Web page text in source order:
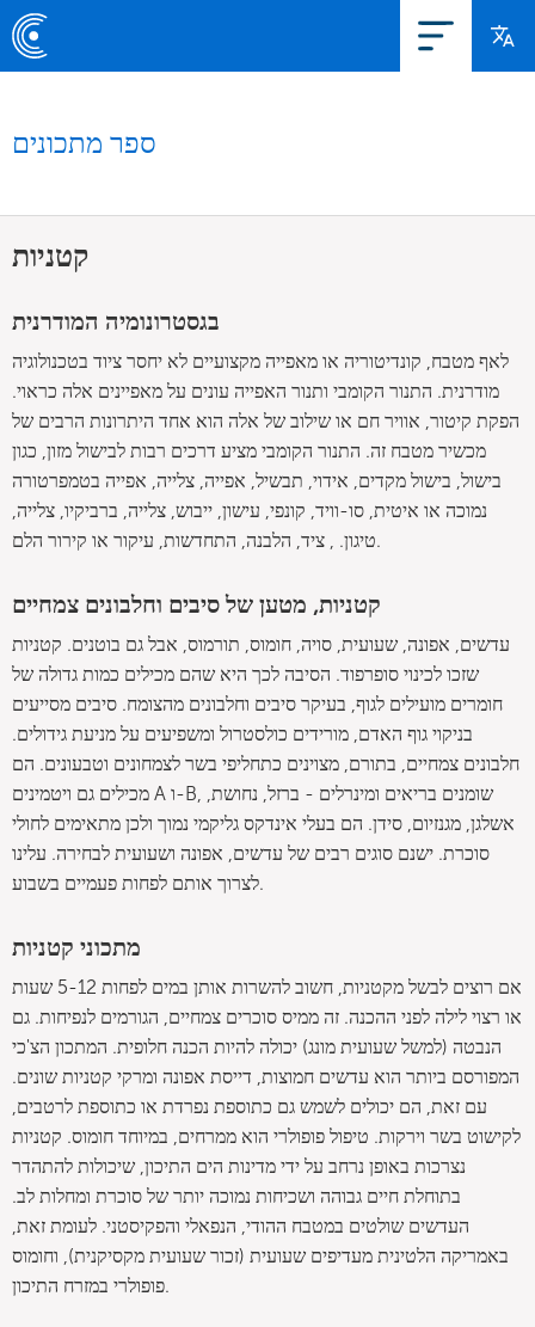
ספר מתכונים
קטניות
בגסטרונומיה המודרנית
לאף מטבח, קונדיטוריה או מאפייה מקצועיים לא יחסר ציוד בטכנולוגיה
מודרנית. התנור הקומבי ותנור האפייה עונים על מאפיינים אלה כראוי.
הפקת קיטור, אוויר חם או שילוב של אלה הוא אחד היתרונות הרבים של
מכשיר מטבח זה. התנור הקומבי מציע דרכים רבות לבישול מזון, כגון
בישול, בישול מקדים, אידוי, תבשיל, אפייה, צלייה, אפייה בטמפרטורה
נמוכה או איטית, סו-וויד, קונפי, עישון, ייבוש, צלייה, ברביקיו, צלייה,
טיגון. , ציד, הלבנה, התחדשות, עיקור או קירור הלם.
קטניות, מטען של סיבים וחלבונים צמחיים
עדשים, אפונה, שעועית, סויה, חומוס, תורמוס, אבל גם בוטנים. קטניות
שזכו לכינוי סופרפוד. הסיבה לכך היא שהם מכילים כמות גדולה של
חומרים מועילים לגוף, בעיקר סיבים וחלבונים מהצומח. סיבים מסייעים
בניקוי גוף האדם, מורידים כולסטרול ומשפיעים על מניעת גידולים.
חלבונים צמחיים, בתורם, מצוינים כתחליפי בשר לצמחונים וטבעונים. הם
מכילים גם ויטמינים A ו-B, שומנים בריאים ומינרלים - ברזל, נחושת,
אשלגן, מגנזיום, סידן. הם בעלי אינדקס גליקמי נמוך ולכן מתאימים לחולי
סוכרת. ישנם סוגים רבים של עדשים, אפונה ושעועית לבחירה. עלינו
לצרוך אותם לפחות פעמיים בשבוע.
מתכוני קטניות
אם רוצים לבשל מקטניות, חשוב להשרות אותן במים לפחות 5-12 שעות
או רצוי לילה לפני ההכנה. זה ממיס סוכרים צמחיים, הגורמים לנפיחות. גם
הנבטה (למשל שעועית מונג) יכולה להיות הכנה חלופית. המתכון הצ'כי
המפורסם ביותר הוא עדשים חמוצות, דייסת אפונה ומרקי קטניות שונים.
עם זאת, הם יכולים לשמש גם כתוספת נפרדת או כתוספת לרטבים,
לקישוט בשר וירקות. טיפול פופולרי הוא ממרחים, במיוחד חומוס. קטניות
נצרכות באופן נרחב על ידי מדינות הים התיכון, שיכולות להתהדר
בתוחלת חיים גבוהה ושכיחות נמוכה יותר של סוכרת ומחלות לב.
העדשים שולטים במטבח ההודי, הנפאלי והפקיסטני. לעומת זאת,
באמריקה הלטינית מעדיפים שעועית (זכור שעועית מקסיקנית), וחומוס
פופולרי במזרח התיכון.